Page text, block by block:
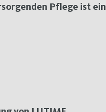
Pflege ist ein